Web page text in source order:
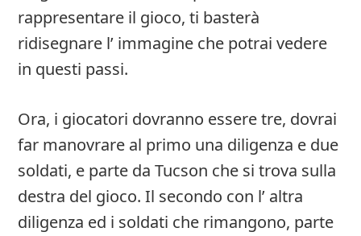
rappresentare il gioco, ti basterà
ridisegnare l’ immagine che potrai vedere
in questi passi.
Ora, i giocatori dovranno essere tre, dovrai
far manovrare al primo una diligenza e due
soldati, e parte da Tucson che si trova sulla
destra del gioco. Il secondo con l’ altra
diligenza ed i soldati che rimangono, parte